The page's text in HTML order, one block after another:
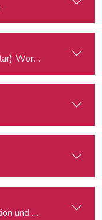
What is
und Erste-Hilfe bei